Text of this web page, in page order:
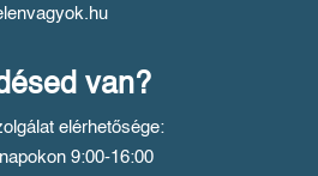
van?
elérhetősége:
9:00-16:00